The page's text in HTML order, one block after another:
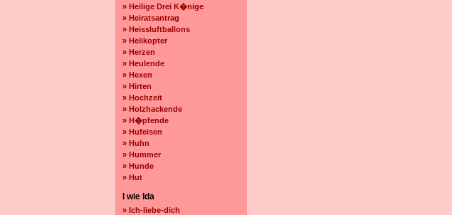
» Heilige Drei K�nige
» Heiratsantrag
» Heissluftballons
» Helikopter
» Herzen
» Heulende
» Hexen
» Hirten
» Hochzeit
» Holzhackende
» H�pfende
» Hufeisen
» Huhn
» Hummer
» Hunde
» Hut
I wie Ida
» Ich-liebe-dich